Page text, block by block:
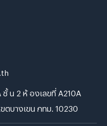
ชั้ น 2 ห้ องเลขที่ A210A
ตบางเขน กทม. 10230